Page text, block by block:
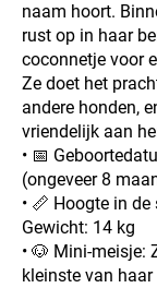
naam hoort.
rust op in haar
coconnetje voor
Ze doet het
andere honden,
vriendelijk aan
• 📅
(ongeveer 8
• 📏 Hoogte in
Gewicht: 14 kg
• 🐶 Mini-meisje:
kleinste van